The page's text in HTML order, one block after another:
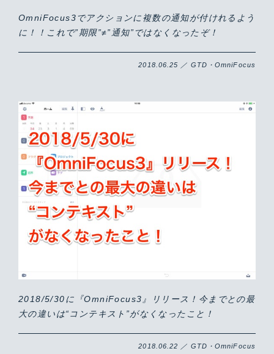
OmniFocus3でアクションに複数の通知が付けれるよう
に！！これで”期限”≠”通知”ではなくなったぞ！
2018.06.25 ／ GTD・OmniFocus
2018/5/30に『OmniFocus3』リリース！今までとの最
大の違いは“コンテキスト”がなくなったこと！
2018.06.22 ／ GTD・OmniFocus